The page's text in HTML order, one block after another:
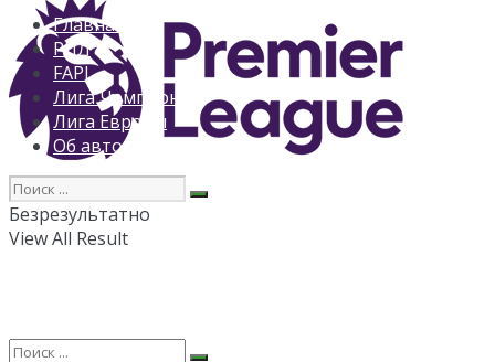
Главная
РПЛ
FAPL
Лига Чемпионов
Лига Европы
Об авторе
Безрезультатно
View All Result